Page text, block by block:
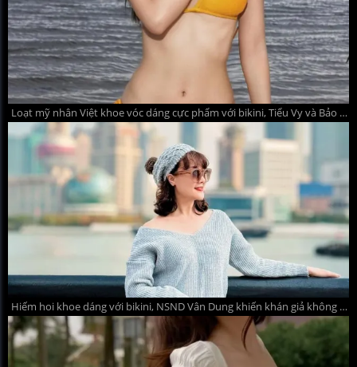
Loạt mỹ nhân Việt khoe vóc dáng cực phẩm với bikini, Tiểu Vy và Bảo Thy gây chú ý nhất
Hiếm hoi khoe dáng với bikini, NSND Vân Dung khiến khán giả không thể rời mắt